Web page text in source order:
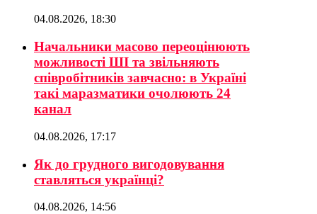
04.08.2026, 18:30
Начальники масово переоцінюють
можливості ШІ та звільняють
співробітників завчасно: в Україні
такі маразматики очолюють 24
канал
04.08.2026, 17:17
Як до грудного вигодовування
ставляться українці?
04.08.2026, 14:56